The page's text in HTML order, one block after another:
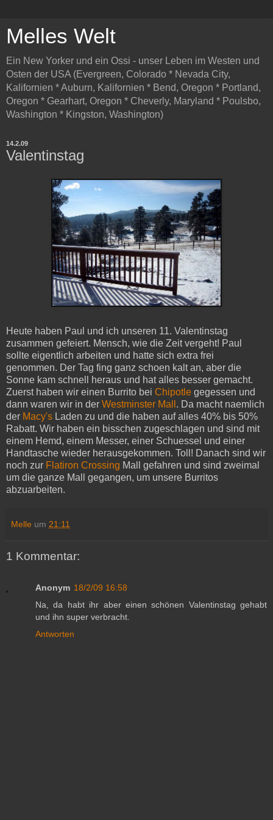
Melles Welt
Ein New Yorker und ein Ossi - unser Leben im Westen und
Osten der USA (Evergreen, Colorado * Nevada City,
Kalifornien * Auburn, Kalifornien * Bend, Oregon * Portland,
Oregon * Gearhart, Oregon * Cheverly, Maryland * Poulsbo,
Washington * Kingston, Washington)
14.2.09
Valentinstag
Heute haben Paul und ich unseren 11. Valentinstag
zusammen gefeiert. Mensch, wie die Zeit vergeht! Paul
sollte eigentlich arbeiten und hatte sich extra frei
genommen. Der Tag fing ganz schoen kalt an, aber die
Sonne kam schnell heraus und hat alles besser gemacht.
Zuerst haben wir einen Burrito bei Chipotle gegessen und
dann waren wir in der Westminster Mall . Da macht naemlich
der Macy's Laden zu und die haben auf alles 40% bis 50%
Rabatt. Wir haben ein bisschen zugeschlagen und sind mit
einem Hemd, einem Messer, einer Schuessel und einer
Handtasche wieder herausgekommen. Toll! Danach sind wir
noch zur Flatiron Crossing Mall gefahren und sind zweimal
um die ganze Mall gegangen, um unsere Burritos
abzuarbeiten.
Melle um 21:11
1 Kommentar:
Anonym 18/2/09 16:58
Na, da habt ihr aber einen schönen Valentinstag gehabt
und ihn super verbracht.
Antworten